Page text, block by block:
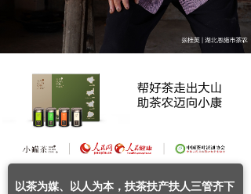
以茶为媒、以人为本，扶茶扶产扶人三管齐下